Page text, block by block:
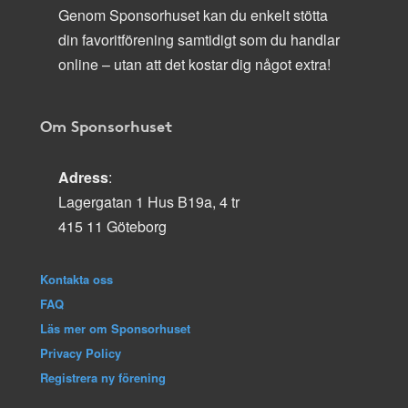
Genom Sponsorhuset kan du enkelt stötta
din favoritförening samtidigt som du handlar
online – utan att det kostar dig något extra!
Om Sponsorhuset
Adress:
Lagergatan 1 Hus B19a, 4 tr
415 11 Göteborg
Kontakta oss
FAQ
Läs mer om Sponsorhuset
Privacy Policy
Registrera ny förening